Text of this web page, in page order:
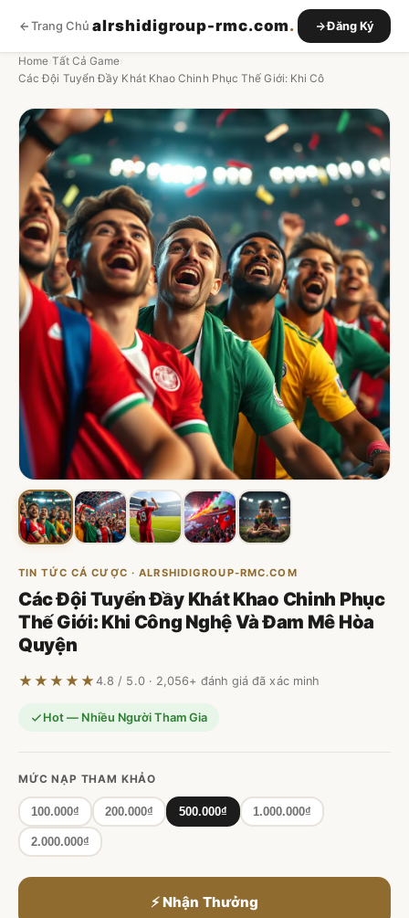
Trang Chủ alrshidigroup-rmc.com. Đăng Ký
Home ›Tất Cả Game
Các Đội Tuyển Đầy Khát Khao Chinh Phục Thế Giới: Khi Cô
TIN TỨC CÁ CƯỢC · ALRSHIDIGROUP-RMC.COM
Các Đội Tuyển Đầy Khát Khao Chinh Phục
Thế Giới: Khi Công Nghệ Và Đam Mê Hòa
Quyện
★★★★★ 4.8 / 5.0 · 2,056+ đánh giá đã xác minh
Hot — Nhiều Người Tham Gia
MỨC NẠP THAM KHẢO
100.000₫ 200.000₫ 500.000₫ 1.000.000₫
2.000.000₫
⚡ Nhận Thưởng